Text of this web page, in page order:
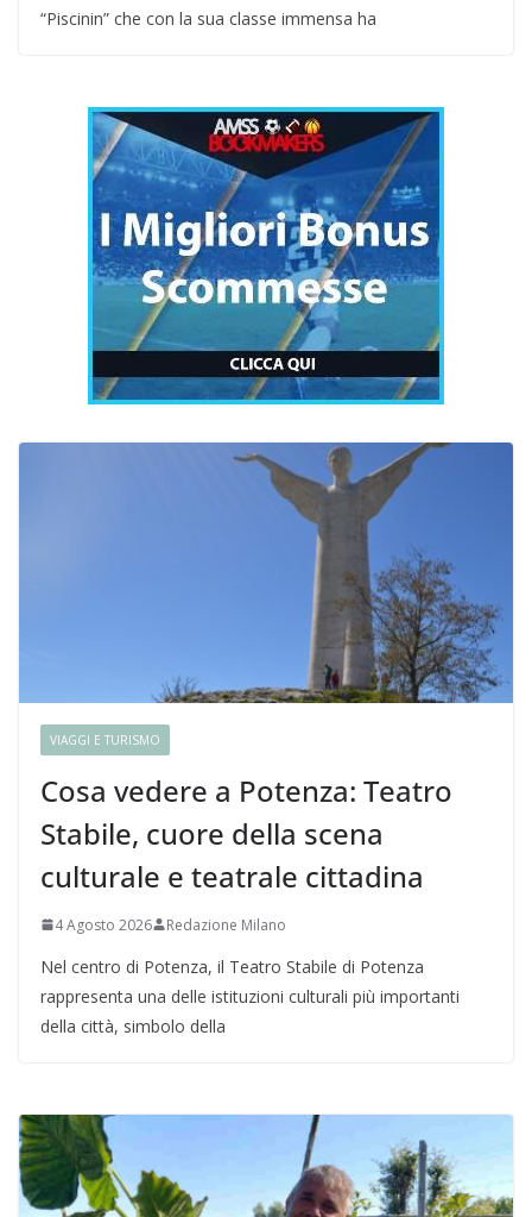
“Piscinin” che con la sua classe immensa ha
VIAGGI E TURISMO
Cosa vedere a Potenza: Teatro
Stabile, cuore della scena
culturale e teatrale cittadina
4 Agosto 2026 Redazione Milano
Nel centro di Potenza, il Teatro Stabile di Potenza
rappresenta una delle istituzioni culturali più importanti
della città, simbolo della